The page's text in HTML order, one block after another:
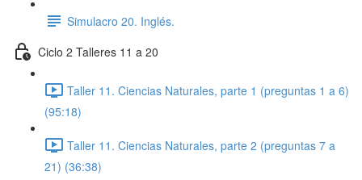
Simulacro 20. Inglés.
Ciclo 2 Talleres 11 a 20
Taller 11. Ciencias Naturales, parte 1 (preguntas 1 a 6)
(95:18)
Taller 11. Ciencias Naturales, parte 2 (preguntas 7 a
21) (36:38)